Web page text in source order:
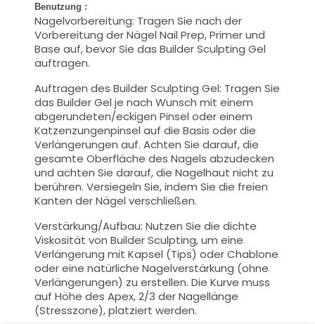
Benutzung :
Nagelvorbereitung: Tragen Sie nach der
Vorbereitung der Nägel Nail Prep, Primer und
Base auf, bevor Sie das Builder Sculpting Gel
auftragen.
Auftragen des Builder Sculpting Gel: Tragen Sie
das Builder Gel je nach Wunsch mit einem
abgerundeten/eckigen Pinsel oder einem
Katzenzungenpinsel auf die Basis oder die
Verlängerungen auf. Achten Sie darauf, die
gesamte Oberfläche des Nagels abzudecken
und achten Sie darauf, die Nagelhaut nicht zu
berühren. Versiegeln Sie, indem Sie die freien
Kanten der Nägel verschließen.
Verstärkung/Aufbau: Nutzen Sie die dichte
Viskosität von Builder Sculpting, um eine
Verlängerung mit Kapsel (Tips) oder Chablone
oder eine natürliche Nagelverstärkung (ohne
Verlängerungen) zu erstellen. Die Kurve muss
auf Höhe des Apex, 2/3 der Nagellänge
(Stresszone), platziert werden.